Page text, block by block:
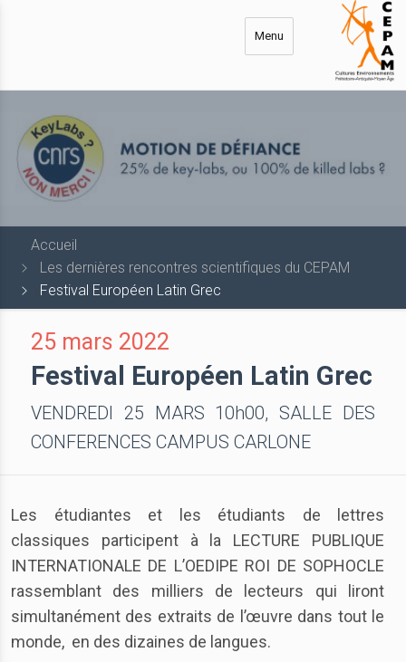
Menu
Accueil
Les dernières rencontres scientifiques du CEPAM
Festival Européen Latin Grec
25 mars 2022
Festival Européen Latin Grec
VENDREDI 25 MARS 10h00, SALLE DES
CONFERENCES CAMPUS CARLONE
Les étudiantes et les étudiants de lettres
classiques participent à la LECTURE PUBLIQUE
INTERNATIONALE DE L’OEDIPE ROI DE SOPHOCLE
rassemblant des milliers de lecteurs qui liront
simultanément des extraits de l’œuvre dans tout le
monde, en des dizaines de langues.